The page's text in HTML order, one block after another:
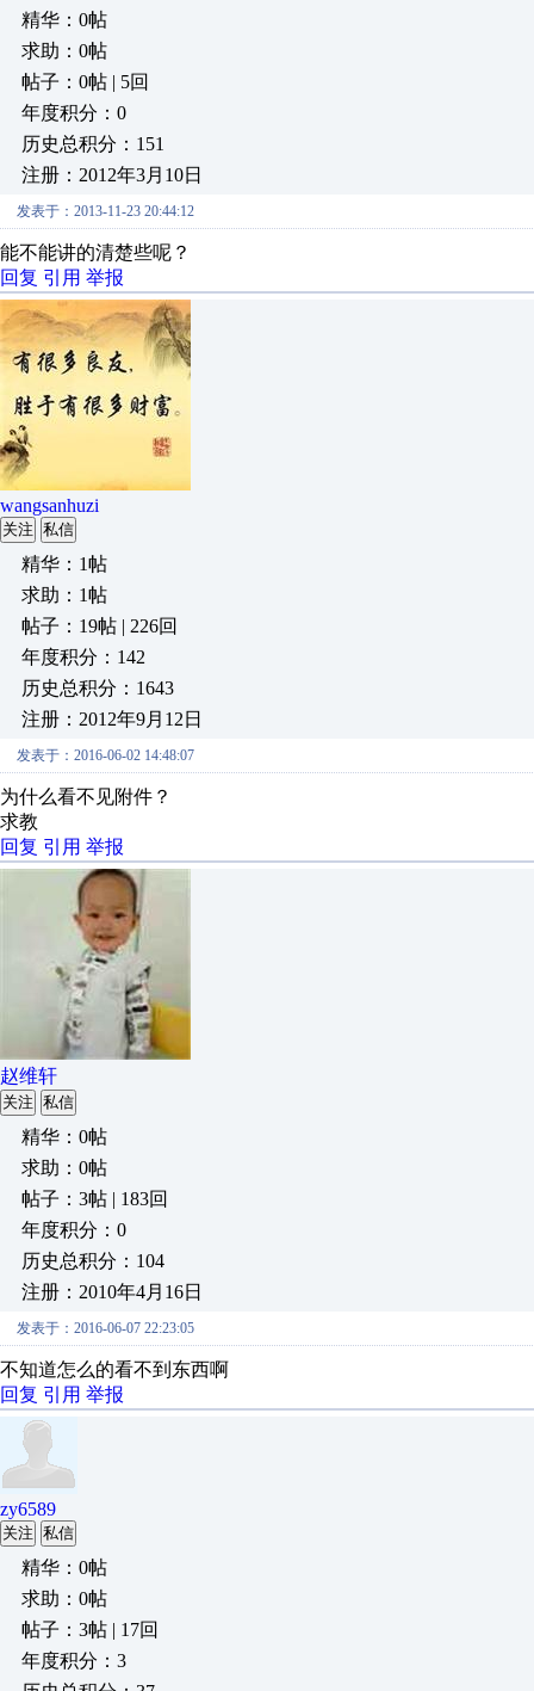
精华：0帖
求助：0帖
帖子：0帖 | 5回
年度积分：0
历史总积分：151
注册：2012年3月10日
发表于：2013-11-23 20:44:12
能不能讲的清楚些呢？
回复 引用 举报
wangsanhuzi
关注 私信
精华：1帖
求助：1帖
帖子：19帖 | 226回
年度积分：142
历史总积分：1643
注册：2012年9月12日
发表于：2016-06-02 14:48:07
为什么看不见附件？
求教
回复 引用 举报
赵维轩
关注 私信
精华：0帖
求助：0帖
帖子：3帖 | 183回
年度积分：0
历史总积分：104
注册：2010年4月16日
发表于：2016-06-07 22:23:05
不知道怎么的看不到东西啊
回复 引用 举报
zy6589
关注 私信
精华：0帖
求助：0帖
帖子：3帖 | 17回
年度积分：3